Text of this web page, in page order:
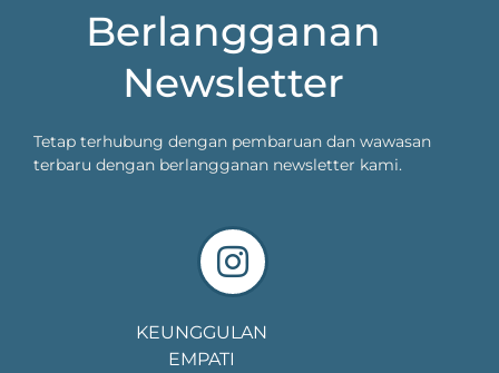
Berlangganan
Newsletter
Tetap terhubung dengan pembaruan dan wawasan
terbaru dengan berlangganan newsletter kami.
KEUNGGULAN
EMPATI